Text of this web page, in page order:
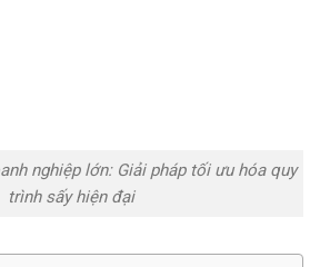
nghiệp lớn: Giải pháp tối ưu hóa quy
trình sấy hiện đại